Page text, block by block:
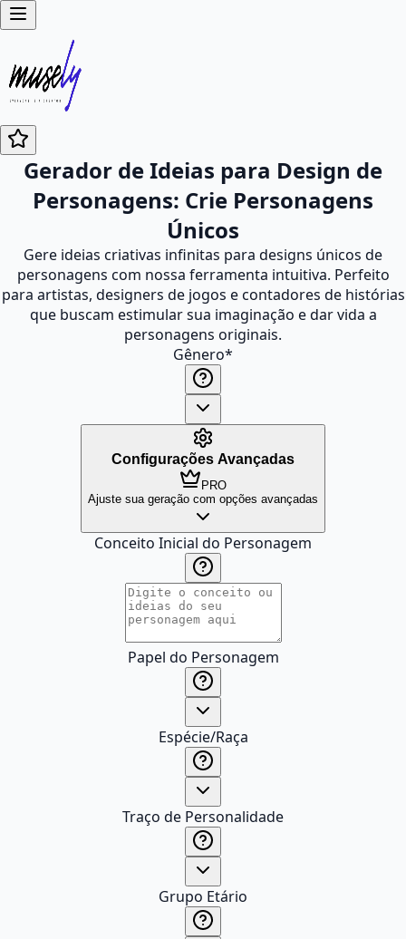
Gerador de Ideias para Design de
Personagens: Crie Personagens
Únicos
Gere ideias criativas infinitas para designs únicos de
personagens com nossa ferramenta intuitiva. Perfeito
para artistas, designers de jogos e contadores de histórias
que buscam estimular sua imaginação e dar vida a
personagens originais.
Gênero*
Configurações Avançadas
PRO
Ajuste sua geração com opções avançadas
Conceito Inicial do Personagem
Papel do Personagem
Espécie/Raça
Traço de Personalidade
Grupo Etário